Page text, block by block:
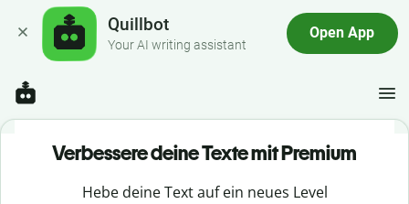
Quillbot
Your AI writing assistant
Open App
Verbessere deine Texte mit Premium
Hebe deine Text auf ein neues Level